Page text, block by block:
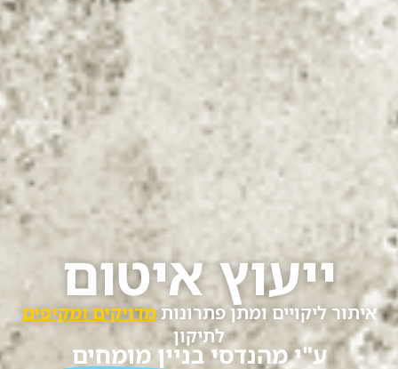
ייעוץ איטום
ליקויים ומתן פתרונותמדויקים ומקיפים
לתיקון
ע"י מהנדסי בנייןמומחים